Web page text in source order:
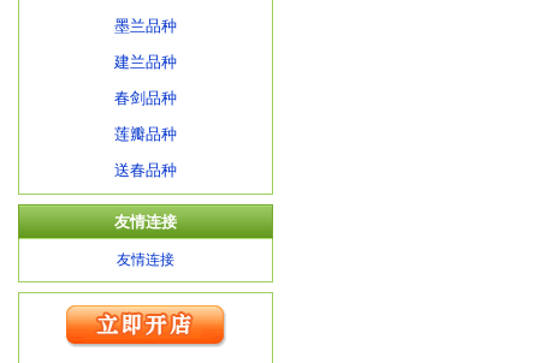
墨兰品种
建兰品种
春剑品种
莲瓣品种
送春品种
友情连接
友情连接